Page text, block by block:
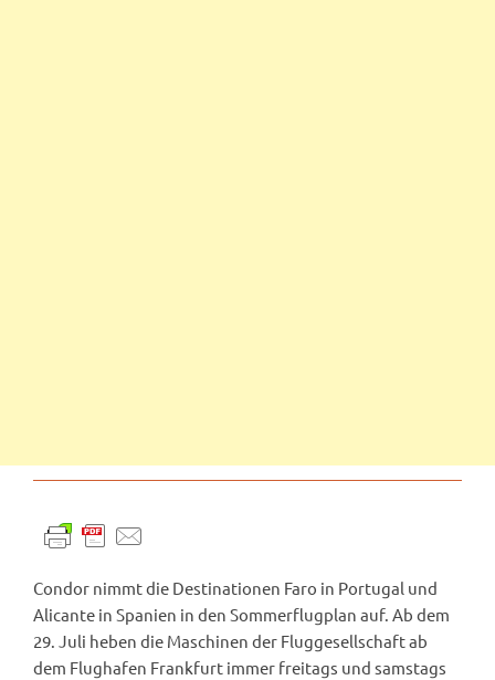
Condor nimmt die Destinationen Faro in Portugal und
Alicante in Spanien in den Sommerflugplan auf. Ab dem
29. Juli heben die Maschinen der Fluggesellschaft ab
dem Flughafen Frankfurt immer freitags und samstags